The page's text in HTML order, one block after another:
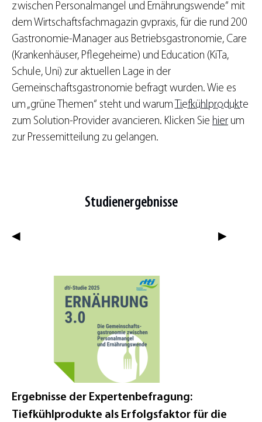
zwischen Personalmangel und Ernährungswende“ mit
dem Wirtschaftsfachmagazin gvpraxis, für die rund 200
Gastronomie-Manager aus Betriebsgastronomie, Care
(Krankenhäuser, Pflegeheime) und Education (KiTa,
Schule, Uni) zur aktuellen Lage in der
Gemeinschaftsgastronomie befragt wurden. Wie es
um „grüne Themen“ steht und warum Tiefkühlprodukte
zum Solution-Provider avancieren. Klicken Sie hier um
zur Pressemitteilung zu gelangen.
Studienergebnisse
◀ ▶
Ergebnisse der Expertenbefragung:
Tiefkühlprodukte als Erfolgsfaktor für die